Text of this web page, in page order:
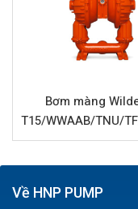
(Teflon) và bi
tuyệt vời, phù
dung môi, sơn,
và tuổi thọ cho
trọng lượng tối ưu.
Bơm màng
T15/WWAAB/TNU/
Về HNP PUMP